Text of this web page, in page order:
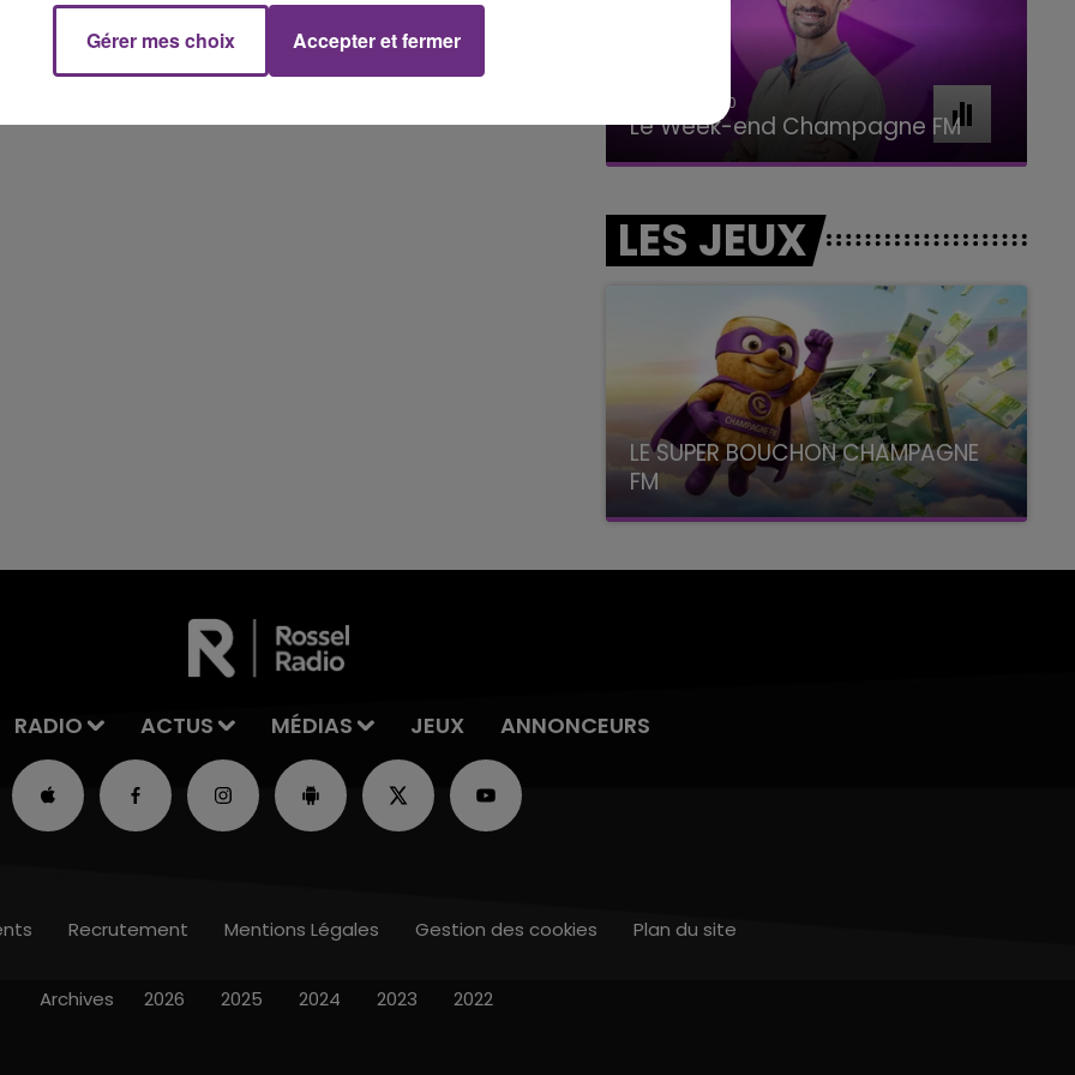
Le Week-end Champagne FM BEST OF
LES JEUX
LE SUPER BOUCHON CHAMPAGNE
FM
avec La Famille Champagne FM, à 8H10
RADIO ACTUS MÉDIAS JEUX ANNONCEURS
Recrutement Mentions Légales Gestion des cookies Plan du site
Archives 2026 2025 2024 2023 2022
Gérer mes choix Accepter et fermer